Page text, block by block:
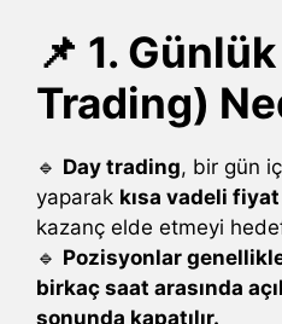
📌 1.
Trading)
🔹 Day trading, bir gün
yaparak kısa vadeli
kazanç elde etmeyi
🔹 Pozisyonlar
birkaç saat arasında
sonunda kapatılır.